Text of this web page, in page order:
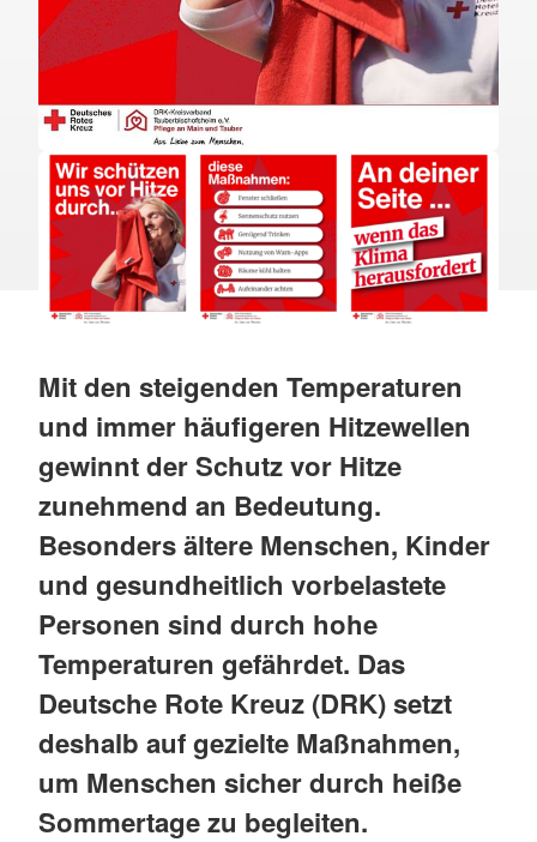
Mit den steigenden Temperaturen
und immer häufigeren Hitzewellen
gewinnt der Schutz vor Hitze
zunehmend an Bedeutung.
Besonders ältere Menschen, Kinder
und gesundheitlich vorbelastete
Personen sind durch hohe
Temperaturen gefährdet. Das
Deutsche Rote Kreuz (DRK) setzt
deshalb auf gezielte Maßnahmen,
um Menschen sicher durch heiße
Sommertage zu begleiten.